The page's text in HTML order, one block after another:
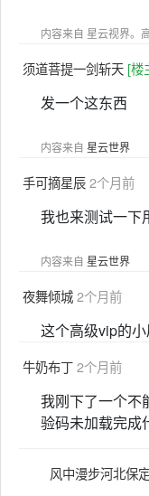
内容来自 星云视界。
须道菩提一剑斩天 [楼
发一个这东西
内容来自 星云世界
手可摘星辰2个月前
我也来测试一下
内容来自 星云世界
夜舞倾城2个月前
这个高级vip的
牛奶布丁2个月前
我刚下了一个不
验码未加载完成
风中漫步河北保